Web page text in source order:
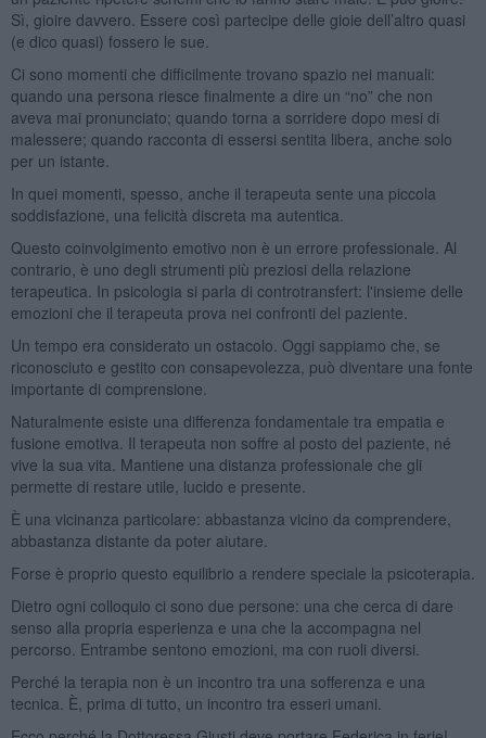
Sì, gioire davvero. Essere così partecipe delle gioie dell’altro quasi
(e dico quasi) fossero le sue.
Ci sono momenti che difficilmente trovano spazio nei manuali:
quando una persona riesce finalmente a dire un “no” che non
aveva mai pronunciato; quando torna a sorridere dopo mesi di
malessere; quando racconta di essersi sentita libera, anche solo
per un istante.
In quei momenti, spesso, anche il terapeuta sente una piccola
soddisfazione, una felicità discreta ma autentica.
Questo coinvolgimento emotivo non è un errore professionale. Al
contrario, è uno degli strumenti più preziosi della relazione
terapeutica. In psicologia si parla di controtransfert: l'insieme delle
emozioni che il terapeuta prova nei confronti del paziente.
Un tempo era considerato un ostacolo. Oggi sappiamo che, se
riconosciuto e gestito con consapevolezza, può diventare una fonte
importante di comprensione.
Naturalmente esiste una differenza fondamentale tra empatia e
fusione emotiva. Il terapeuta non soffre al posto del paziente, né
vive la sua vita. Mantiene una distanza professionale che gli
permette di restare utile, lucido e presente.
È una vicinanza particolare: abbastanza vicino da comprendere,
abbastanza distante da poter aiutare.
Forse è proprio questo equilibrio a rendere speciale la psicoterapia.
Dietro ogni colloquio ci sono due persone: una che cerca di dare
senso alla propria esperienza e una che la accompagna nel
percorso. Entrambe sentono emozioni, ma con ruoli diversi.
Perché la terapia non è un incontro tra una sofferenza e una
tecnica. È, prima di tutto, un incontro tra esseri umani.